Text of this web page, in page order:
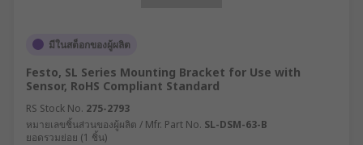
มีในสต็อกของผู้ผลิต
Festo, SL Series Mounting Bracket for Use with
Sensor, RoHS Compliant Standard
RS Stock No. 275-2793
หมายเลขชิ้นส่วนของผู้ผลิต / Mfr. Part No. SL-DSM-63-B
ยอดรวมย่อย (1 ชิ้น)